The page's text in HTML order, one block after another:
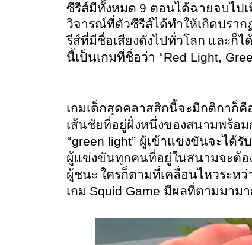
ซีรีส์มีทั้งหมด 9 ตอนได้ฉายจบไป
วิจารณ์ที่ตัวซีรีส์ได้ทำให้เกิดปรา
รีส์ที่มีชื่อเสียงดังไปทั่วโลก และก็
นี้เป็นเกมที่ชื่อว่า “Red Light,
เกมเด็กสุดคลาสสิกนี้จะมีกติกาก็คื
เส้นชัยที่อยู่ฝั่งหนึ่งของสนามพร้อ
“green light” ผู้เข้าแข่งขันจะได้รั
ผู้แข่งขันทุกคนที่อยู่ในสนามจะต้อ
ผู้ชนะ ใครก็ตามที่เคลื่อนไหวระหว่
เกม Squid Game มีผลที่ตามมามา